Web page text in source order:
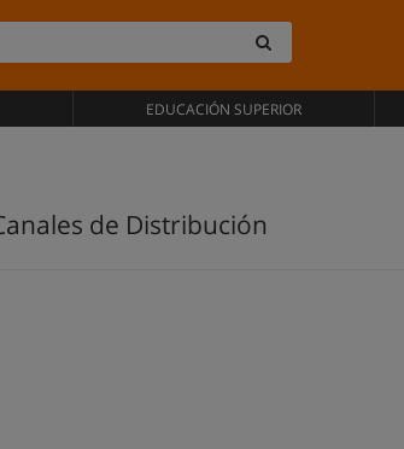
EDUCACIÓN SUPERIOR
de Distribución